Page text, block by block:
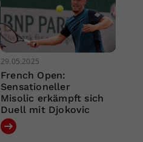
29.05.2025
French Open:
Sensationeller
Misolic erkämpft sich
Duell mit Djokovic